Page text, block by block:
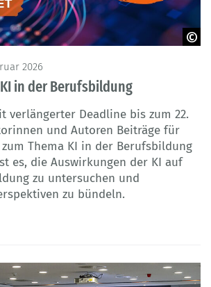
2026
in der Berufsbildung
verlängerter Deadline bis zum 22.
und Autoren Beiträge für
Thema KI in der Berufsbildung
es, die Auswirkungen der KI auf
zu untersuchen und
zu bündeln.